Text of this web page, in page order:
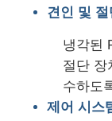
PMMA
플라스틱 판
견인 및 절
냉각된
절단 장
수하도
제어 시스